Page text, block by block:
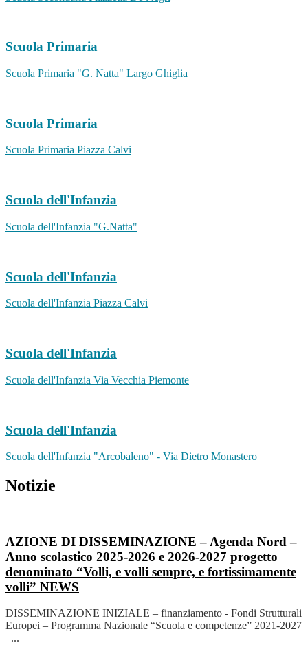
Scuola Primaria
Scuola Primaria "G. Natta" Largo Ghiglia
Scuola Primaria
Scuola Primaria Piazza Calvi
Scuola dell'Infanzia
Scuola dell'Infanzia "G.Natta"
Scuola dell'Infanzia
Scuola dell'Infanzia Piazza Calvi
Scuola dell'Infanzia
Scuola dell'Infanzia Via Vecchia Piemonte
Scuola dell'Infanzia
Scuola dell'Infanzia "Arcobaleno" - Via Dietro Monastero
Notizie
AZIONE DI DISSEMINAZIONE – Agenda Nord –
Anno scolastico 2025-2026 e 2026-2027 progetto
denominato “Volli, e volli sempre, e fortissimamente
volli” NEWS
DISSEMINAZIONE INIZIALE – finanziamento - Fondi Strutturali
Europei – Programma Nazionale “Scuola e competenze” 2021-2027
–...